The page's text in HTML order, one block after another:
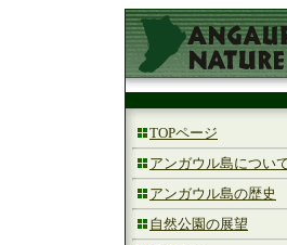
TOPページ
アンガウル島につい
アンガウル島の歴史
自然公園の展望